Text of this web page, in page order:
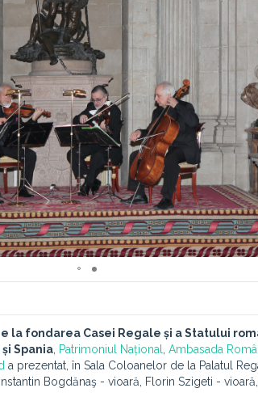
la fondarea Casei Regale și a Statului
Spania Patrimoniul Național Ambasada
a prezentat, în Sala Coloanelor de la Palatul
Bogdănaş - vioară, Florin Szigeti -